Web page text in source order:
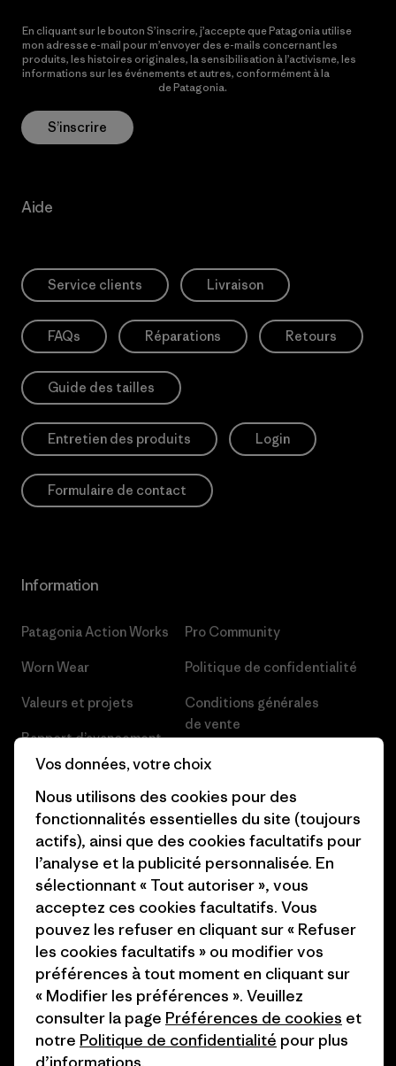
En cliquant sur le bouton S’inscrire, j’accepte que Patagonia utilise
mon adresse e-mail pour m’envoyer des e-mails concernant les
produits, les histoires originales, la sensibilisation à l’activisme, les
informations sur les événements et autres, conformément à la
de Patagonia.
S’inscrire
Aide
Service clients Livraison
FAQs Réparations Retours
Guide des tailles
Entretien des produits Login
Formulaire de contact
Information
Patagonia Action Works
Worn Wear
Valeurs et projets
Rapport d’avancement
Business Unusual
Objectifs climatiques
1% For The Planet
Comment nous finançons
Cartes cadeaux
Nos magasins
Pro Community
Politique de confidentialité
Conditions générales
de vente
Préférences de cookie
Carrières
Presse et media
Industry program
Programme d’affiliation
Patagonia Suisse Plan du site
© 2026 Patagonia, Inc. All Rights Reserved.
Vos données, votre choix
Nous utilisons des cookies pour des
fonctionnalités essentielles du site (toujours
actifs), ainsi que des cookies facultatifs pour
l’analyse et la publicité personnalisée. En
sélectionnant « Tout autoriser », vous
acceptez ces cookies facultatifs. Vous
pouvez les refuser en cliquant sur « Refuser
les cookies facultatifs » ou modifier vos
préférences à tout moment en cliquant sur
« Modifier les préférences ». Veuillez
consulter la page Préférences de cookies et
notre Politique de confidentialité pour plus